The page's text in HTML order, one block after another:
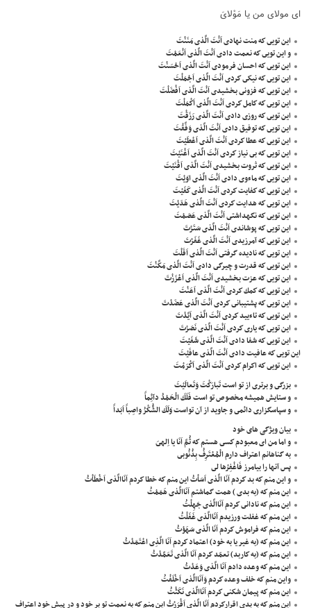
اى مولاى من يا مَوْلاىَ
اين تويى كه منت نهادى اَنْتَ الَّذى مَنَنْتَ
و اين تويى كه نعمت دادى اَنْتَ الَّذى اَنْعَمْتَ
اين تويى كه احسان فرمودى اَنْتَ الَّذى اَحْسَنْتَ
اين تويى كه نيكى كردى اَنْتَ الَّذى اَجْمَلْتَ
اين تويى كه فزونى بخشيدى اَنْتَ الَّذى اَفْضَلْتَ
اين تويى كه كامل كردى اَنْتَ الَّذى اَكْمَلْتَ
اين تويى كه روزى دادى اَنْتَ الَّذى رَزَقْتَ
اين تويى كه توفيق دادى اَنْتَ الَّذى وَفَّقْتَ
اين تويى كه عطا كردى اَنْتَ الَّذى اَعْطَيْتَ
اين تويى كه بى نياز كردى اَنْتَ الَّذى اَغْنَيْتَ
اين تويى كه ثروت بخشيدى اَنْتَ الَّذى اَقْنَيْتَ
اين تويى كه ماءوى دادى اَنْتَ الَّذى اوَيْتَ
اين تويى كه كفايت كردى اَنْتَ الَّذى كَفَيْتَ
اين تويى كه هدايت كردى اَنْتَ الَّذى هَدَيْتَ
اين تويى كه نگهداشتى اَنْتَ الَّذى عَصَمْتَ
اين تويى كه پوشاندى اَنْتَ الَّذى سَتَرْتَ
اين تويى كه آمرزيدى اَنْتَ الَّذى غَفَرْتَ
اين تويى كه ناديده گرفتى اَنْتَ الَّذى اَقَلْتَ
اين تويى كه قدرت و چيرگى دادى اَنْتَ الَّذى مَكَّنْتَ
اين تويى كه عزت بخشيدى اَنْتَ الَّذى اَعْزَزْتَ
اين تويى كه كمك كردى اَنْتَ الَّذى اَعَنْتَ
اين تويى كه پشتيبانى كردى اَنْتَ الَّذى عَضَدْتَ
اين تويى كه تاءييد كردى اَنْتَ الَّذى اَيَّدْتَ
اين تويى كه يارى كردى اَنْتَ الَّذى نَصَرْتَ
اين تويى كه شفا دادى اَنْتَ الَّذى شَفَيْتَ
اين تويى كه عافيت دادى اَنْتَ الَّذى عافَيْتَ
اين تويى كه اكرام كردى اَنْتَ الَّذى اَكْرَمْتَ
بزرگى و برترى از تو است تَبارَكْتَ وَتَعالَيْتَ
و ستايش هميشه مخصوص تو است فَلَكَ الْحَمْدُ دآئِماً
و سپاسگزارى دائمى و جاويد از آن تواست وَلَكَ الشُّكْرُ واصِباً اَبَداً
بیان ویژگی های خود
و اما من اى معبودم كسى هستم كه ثُمَّ اَنَا يا اِلهىَ
به گناهانم اعتراف دارم الْمُعْتَرِفُ بِذُنُوبى
پس آنها را بيامرز فَاغْفِرْها لى
و اين منم كه بد كردم اَنَا الَّذى اَسَاْتُ اين منم كه خطا كردم اَنَاالَّذى اَخْطَاْتُ
اين منم كه (به بدى ) همت گماشتم اَنَاالَّذى هَمَمْتُ
اين منم كه نادانى كردم اَنَاالَّذى جَهِلْتُ
اين منم كه غفلت ورزيدم اَنَاالَّذى غَفَلْتُ
اين منم كه فراموش كردم اَنَا الَّذى سَهَوْتُ
اين منم كه (به غير يا به خود) اعتماد كردم اَنَا الَّذِى اعْتَمَدْتُ
اين منم كه (به كاربد) تعمّد كردم اَنَا الَّذى تَعَمَّدْتُ
اين منم كه وعده دادم اَنَا الَّذى وَعَدْتُ
واين منم كه خلف وعده كردم وَاَنَاالَّذى اَخْلَفْتُ
اين منم كه پيمان شكنى كردم اَنَاالَّذى نَكَثْتُ
اين منم كه به بدى اقراركردم اَنَا الَّذى اَقْرَرْتُ اين منم كه به نعمت تو بر خود و در پيش خود اعتراف